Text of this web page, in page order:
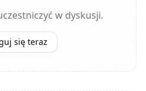
w dyskusji.
się teraz